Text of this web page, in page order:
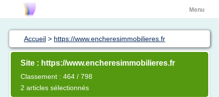
Menu
Accueil > https://www.encheresimmobilieres.fr
Site : https://www.encheresimmobilieres.fr
Classement : 464 / 798
2 articles sélectionnés